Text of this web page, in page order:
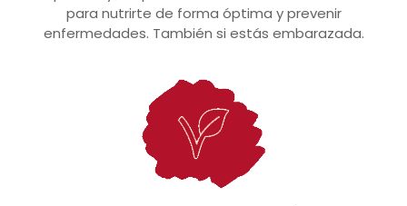
para nutrirte de forma óptima y prevenir
enfermedades. También si estás embarazada.